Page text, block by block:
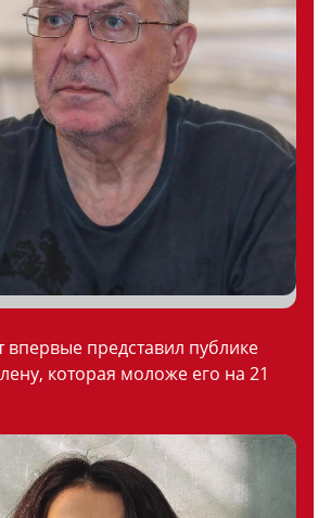
впервые представил публике
которая моложе его на 21